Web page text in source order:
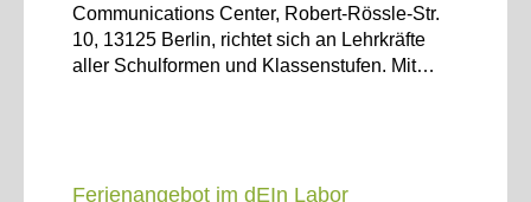
Communications Center, Robert-Rössle-Str.
10, 13125 Berlin, richtet sich an Lehrkräfte
aller Schulformen und Klassenstufen. Mit…
Ferienangebot im dEIn Labor